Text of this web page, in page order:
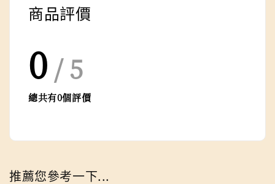
商品評價
0 / 5
總共有0個評價
推薦您參考一下...